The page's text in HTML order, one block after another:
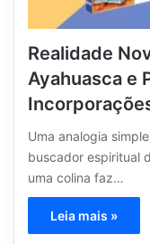
Realidade
Ayahuasca e
Uma analogia
buscador espiritual
uma colina faz…
Leia mais »